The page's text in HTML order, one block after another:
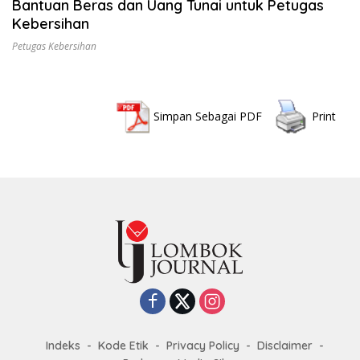
Bantuan Beras dan Uang Tunai untuk Petugas
Kebersihan
Petugas Kebersihan
Simpan Sebagai PDF Print
Indeks Kode Etik Privacy Policy
Disclaimer